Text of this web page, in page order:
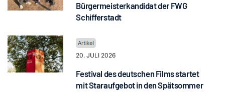
Bürgermeisterkandidat der FWG
Schifferstadt
20. JULI 2026
Festival des deutschen Films startet
mit Staraufgebot in den Spätsommer